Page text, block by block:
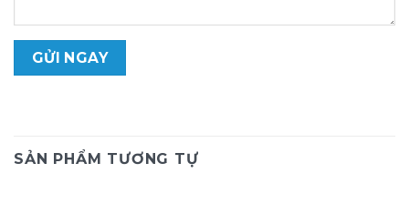
SẢN PHẨM TƯƠNG TỰ